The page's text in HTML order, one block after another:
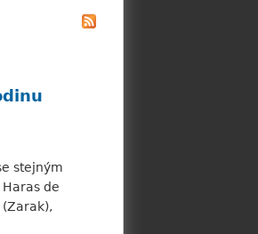
stejným
de
(Zarak),